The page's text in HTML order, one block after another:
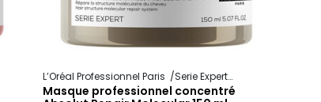
Vitamino ColorL’Oréal Professionnel Paris Serie Expert
Masque professionnel concentré